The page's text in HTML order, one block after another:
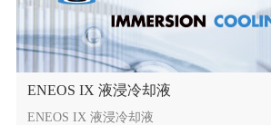
ENEOS IX 液浸冷却液
ENEOS IX 液浸冷却液